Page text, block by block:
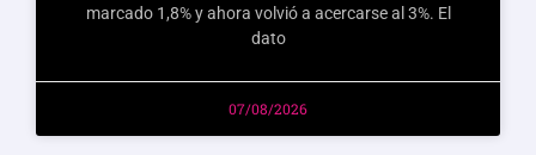
marcado 1,8% y ahora volvió a acercarse al 3%. El
dato
07/08/2026